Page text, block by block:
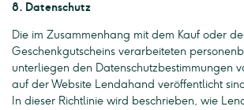
8. Datenschutz
Die im Zusammenhang mit dem Kauf oder
Geschenkgutscheins verarbeiteten
unterliegen den Datenschutzbestimmungen
auf der Website Lendahand veröffentlicht
In dieser Richtlinie wird beschrieben, wie